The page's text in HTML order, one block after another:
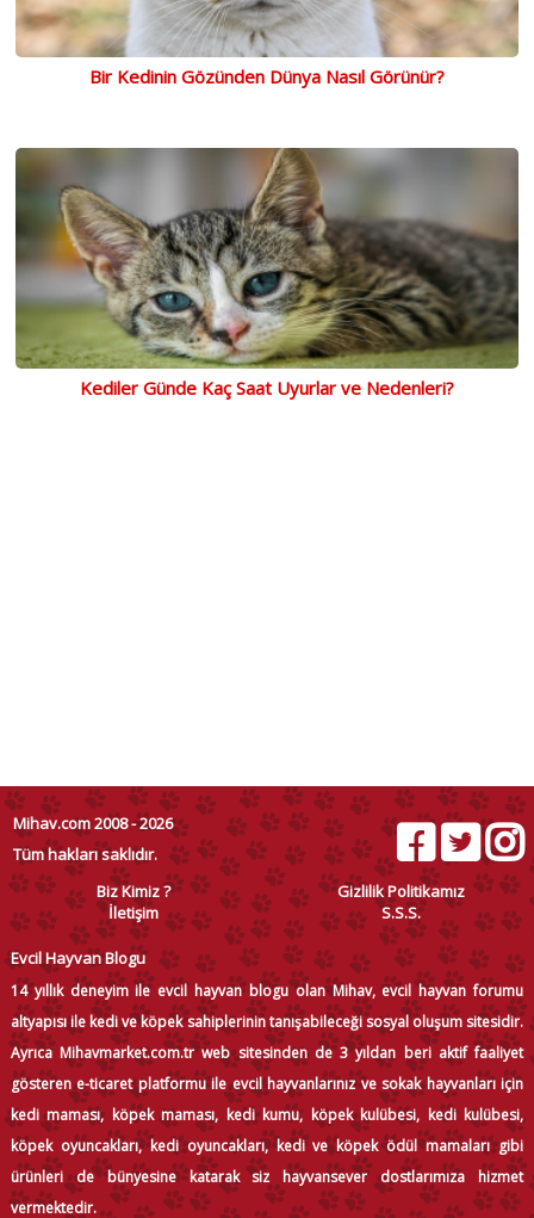
Bir Kedinin Gözünden Dünya Nasıl Görünür?
Kediler Günde Kaç Saat Uyurlar ve Nedenleri?
Mihav.com 2008 - 2026
Tüm hakları saklıdır.
Biz Kimiz ?
Gizlilik Politikamız
İletişim
S.S.S.
Evcil Hayvan Blogu
14 yıllık deneyim ile evcil hayvan blogu olan Mihav, evcil hayvan forumu
altyapısı ile kedi ve köpek sahiplerinin tanışabileceği sosyal oluşum sitesidir.
Ayrıca Mihavmarket.com.tr web sitesinden de 3 yıldan beri aktif faaliyet
gösteren e-ticaret platformu ile evcil hayvanlarınız ve sokak hayvanları için
kedi maması, köpek maması, kedi kumu, köpek kulübesi, kedi kulübesi,
köpek oyuncakları, kedi oyuncakları, kedi ve köpek ödül mamaları gibi
ürünleri de bünyesine katarak siz hayvansever dostlarımıza hizmet
vermektedir.